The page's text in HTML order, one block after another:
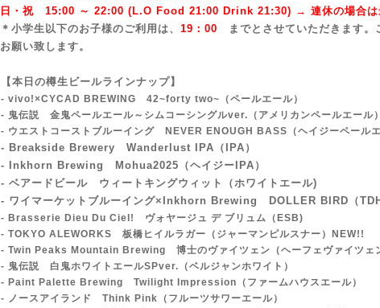
日・祝 15:00 ～ 22:00 ( L.O Food 21:00 Drink 21:30) → 連休の場合は
＊小学生以下のお子様のご利用は、 19：00
までとさせていただきます。
お願い致します。
【本日の樽生ビールラインナップ】
- vivo!×CYCAD BREWING 42~forty two~ （ペールエール）
- 鬼伝説 金鬼ペールエール～シムコーシングルver.（アメリカンペールエール）
- ウエストコーストブルーイング NEVER ENOUGH BASS（ヘイジーペールエ
- Breakside Brewery Wanderlust IPA （IPA）
- Inkhorn Brewing Mohua2025（ヘイジーIPA）
- ベアードビール ウィートキングウィット（ホワイトエール)
- ワイマーケットブルーイング×Inkhorn Brewing DOLLER BIRD （
- Brasserie Dieu Du Ciel! ヴォヤージュ デ ブリュム（ESB)
- TOKYO ALEWORKS 板橋ヒイルラガー（ジャーマンピルスナー）NEW!!
- Twin Peaks Mountain Brewing 博士のヴァイツェン（ヘーフェヴァイツェ
- 鬼伝説 白鬼ホワイトエールSPver. （ベルジャンホワイト）
- Paint Palette Brewing Twilight Impression（ファームハウスエール）
- ノースアイランド Think Pink（フルーツサワーエール）